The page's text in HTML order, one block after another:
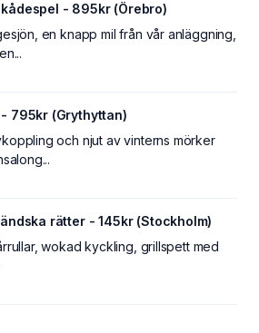
- 895kr (Örebro)
en knapp mil från vår anläggning,
- 795kr (Grythyttan)
och njut av vinterns mörker
rätter - 145kr (Stockholm)
wokad kyckling, grillspett med